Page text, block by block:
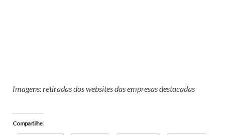
Imagens: retiradas dos websites das empresas destacadas
Compartilhe: